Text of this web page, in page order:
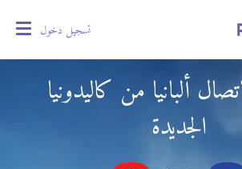
تسجيل دخول
ألبانيا من كاليدونيا
الجديدة